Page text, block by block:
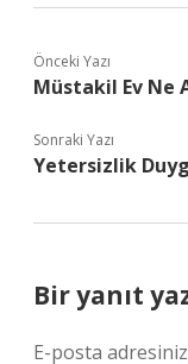
Önceki Yazı
Müstakil Ev Ne
Sonraki Yazı
Yetersizlik
Bir yanıt
E-posta